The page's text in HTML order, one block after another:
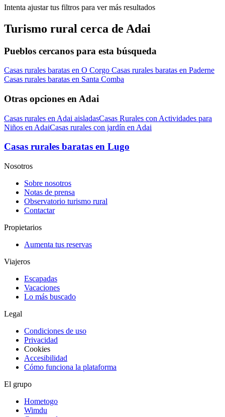
Intenta ajustar tus filtros para ver más resultados
Turismo rural cerca de Adai
Pueblos cercanos para esta búsqueda
Casas rurales baratas en O Corgo Casas rurales baratas en Paderne
Casas rurales baratas en Santa Comba
Otras opciones en Adai
Casas rurales en Adai aisladasCasas Rurales con Actividades para
Niños en AdaiCasas rurales con jardín en Adai
Casas rurales baratas en Lugo
Nosotros
Sobre nosotros
Notas de prensa
Observatorio turismo rural
Contactar
Propietarios
Aumenta tus reservas
Viajeros
Escapadas
Vacaciones
Lo más buscado
Legal
Condiciones de uso
Privacidad
Cookies
Accesibilidad
Cómo funciona la plataforma
El grupo
Hometogo
Wimdu